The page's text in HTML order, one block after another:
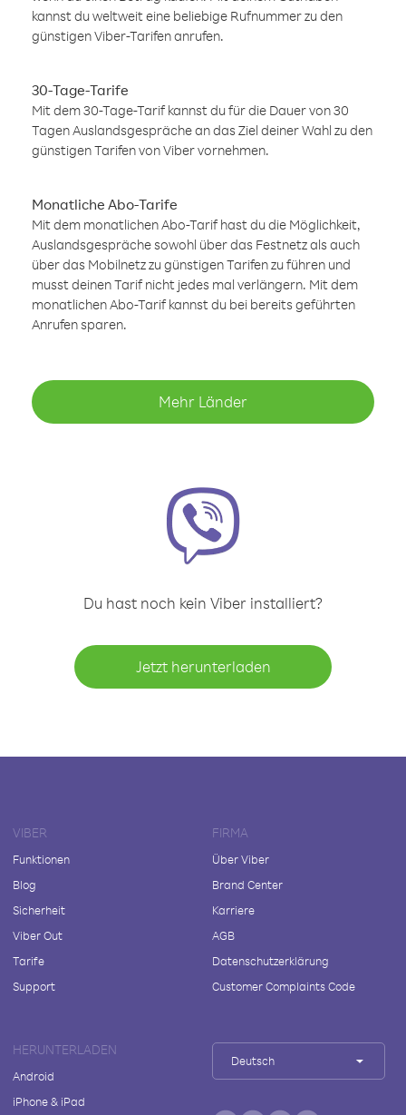
kannst du weltweit eine beliebige Rufnummer zu den
günstigen Viber-Tarifen anrufen.
30-Tage-Tarife
Mit dem 30-Tage-Tarif kannst du für die Dauer von 30
Tagen Auslandsgespräche an das Ziel deiner Wahl zu den
günstigen Tarifen von Viber vornehmen.
Monatliche Abo-Tarife
Mit dem monatlichen Abo-Tarif hast du die Möglichkeit,
Auslandsgespräche sowohl über das Festnetz als auch
über das Mobilnetz zu günstigen Tarifen zu führen und
musst deinen Tarif nicht jedes mal verlängern. Mit dem
monatlichen Abo-Tarif kannst du bei bereits geführten
Anrufen sparen.
Mehr Länder
Du hast noch kein Viber installiert?
Jetzt herunterladen
VIBER
Funktionen
Blog
Sicherheit
Viber Out
Tarife
Support
FIRMA
Über Viber
Brand Center
Karriere
AGB
Datenschutzerklärung
Customer Complaints Code
HERUNTERLADEN
Android
iPhone & iPad
Deutsch